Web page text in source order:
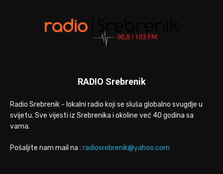
RADIO Srebrenik
Radio Srebrenik - lokalni radio koji se sluša globalno svugdje u
svijetu. Sve vijesti iz Srebrenika i okoline već 40 godina sa
vama.
Pošaljite nam mail na : radiosrebrenik@yahoo.com